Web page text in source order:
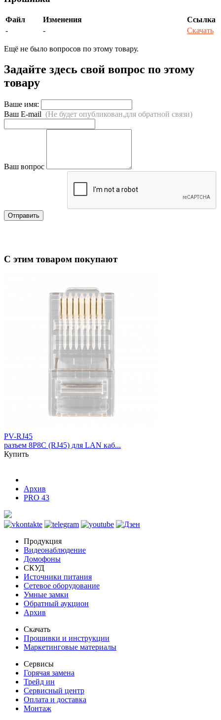
Файл Изменения
Ссылка
-
- Скачать
Ещё не было вопросов по этому товару.
Задайте здесь свой вопрос по этому
товару
Ваше имя:
Ваш E-mail (Не будет опубликован,для обратной связи)
Ваш вопрос
Отправить
С этим товаром покупают
PV-RJ45
разъем 8P8C (RJ45) для LAN каб...
Купить
Архив
PRO 43
Продукция
Видеонаблюдение
Домофоны
СКУД
Источники питания
Сетевое оборудование
Умные замки
Обратный аукцион
Архив
Скачать
Прошивки и инструкции
Маркетинговые материалы
Сервисы
Горячая замена
Трейд ин
Сервисный центр
Оплата и доставка
Монтаж